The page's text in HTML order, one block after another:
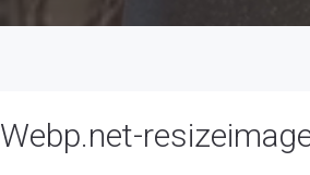
Webp.net-